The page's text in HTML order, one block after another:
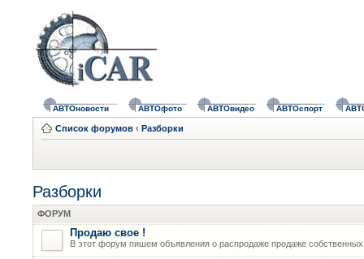
АВТОновости АВТОфото АВТОвидео АВТОспорт
Список форумов ‹ Разборки
Разборки
ФОРУМ
Продаю свое !
В этот форум пишем объявления о распродаже продаже